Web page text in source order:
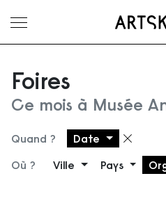
Ouvrir le menu
Foires
Ce mois à Musée
Quand ? Date
Où ? Ville Pays